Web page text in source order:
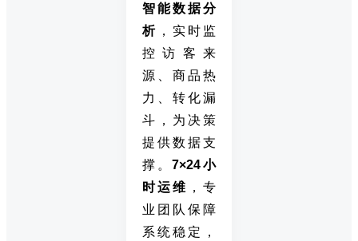
智能数据分
析 ，实时监
控访客来
源、商品热
力、转化漏
斗，为决策
提供数据支
撑。7×24小
时运维 ，专
业团队保障
系统稳定，